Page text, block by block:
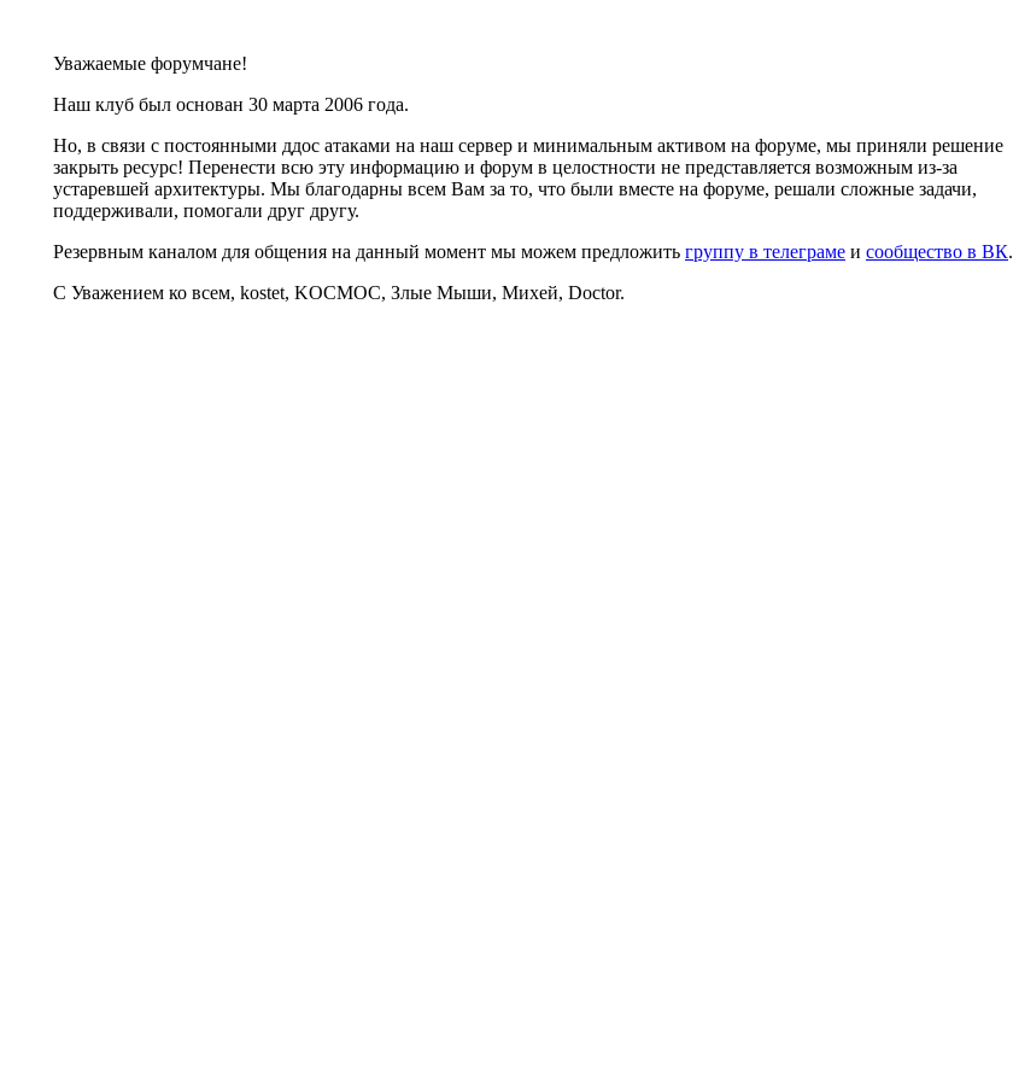
Уважаемые форумчане!
Наш клуб был основан 30 марта 2006 года.
Но, в связи с постоянными ддос атаками на наш сервер и минимальным активом на форуме, мы приняли решение
закрыть ресурс! Перенести всю эту информацию и форум в целостности не представляется возможным из-за
устаревшей архитектуры. Мы благодарны всем Вам за то, что были вместе на форуме, решали сложные задачи,
поддерживали, помогали друг другу.
Резервным каналом для общения на данный момент мы можем предложить группу в телеграме и сообщество в ВК.
С Уважением ко всем, kostet, KOCMOC, Злые Мыши, Михей, Doctor.